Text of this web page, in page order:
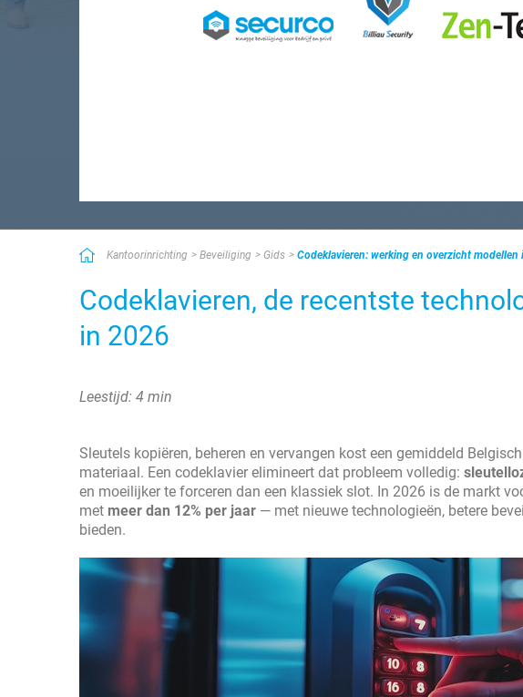
Kantoorinrichting Beveiliging Gids Codeklavieren: werking en overzicht modellen
Codeklavieren, de recentste
in 2026
Leestijd: 4 min
Sleutels kopiëren, beheren en vervangen kost een gemiddeld
materiaal. Een codeklavier elimineert dat probleem volledig:
en moeilijker te forceren dan een klassiek slot. In 2026 is de markt
met meer dan 12% per jaar — met nieuwe technologieën, betere
bieden.